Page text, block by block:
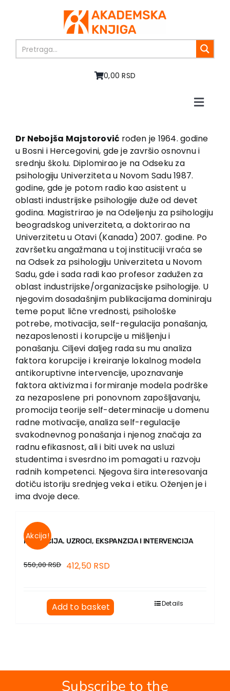
0,00 RSD
Toggle
About us
Books
In preparation
Sale
Authors
News
EU PROJECTS
Contact
Dr Nebojša Majstorović rođen je 1964. godine
u Bosni i Hercegovini, gde je završio osnovnu i
srednju školu. Diplomirao je na Odseku za
psihologiju Univerziteta u Novom Sadu 1987.
godine, gde je potom radio kao asistent u
oblasti industrijske psihologije duže od devet
godina. Magistrirao je na Odeljenju za psihologiju
beogradskog univerziteta, a doktorirao na
Univerzitetu u Otavi (Kanada) 2007. godine. Po
završetku angažmana u toj instituciji vraća se
na Odsek za psihologiju Univerziteta u Novom
Sadu, gde i sada radi kao profesor zadužen za
oblast industrijske/organizacijske psihologije. U
njegovim dosadašnjim publikacijama dominiraju
teme poput lične vrednosti, psihološke
potrebe, motivacija, self-regulacija ponašanja,
nezaposlenosti i korupcije u mišljenju i
ponašanju. Ciljevi daljeg rada su mu analiza
faktora korupcije i kreiranje lokalnog modela
antikoruptivne intervencije, upoznavanje
faktora aktivizma i formiranje modela podrške
za nezaposlene pri ponovnom zapošljavanju,
promocija teorije self-determinacije u domenu
radne motivacije, analiza self-regulacije
svakodnevnog ponašanja i njenog značaja za
radnu efikasnost, ali i biti uvek na usluzi
studentima i svesrdno im pomagati u razvoju
radnih kompetenci. Njegova šira interesovanja
dotiču istoriju srednjeg veka i etiku. Oženjen je i
ima dvoje dece.
Akcija!
KORUPCIJA. UZROCI, EKSPANZIJA I INTERVENCIJA
550,00RSD 412,50 RSD
Add to basket Details
Subscribe to the